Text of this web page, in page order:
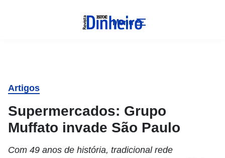
Menu
Artigos
Supermercados: Grupo
Muffato invade São Paulo
Com 49 anos de história, tradicional rede